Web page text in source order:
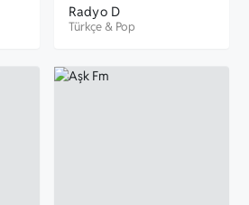
Radyo D
Türkçe& Pop